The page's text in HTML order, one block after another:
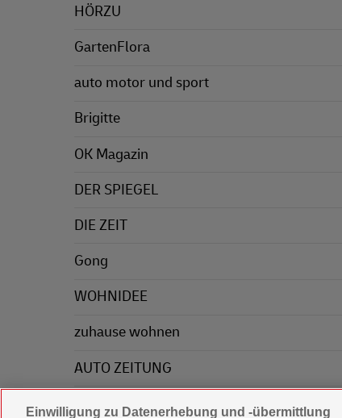
HÖRZU
GartenFlora
auto motor und sport
Brigitte
OK Magazin
DER SPIEGEL
DIE ZEIT
Gong
WOHNIDEE
zuhause wohnen
AUTO ZEITUNG
Einwilligung zu Datenerhebung und -übermittlung